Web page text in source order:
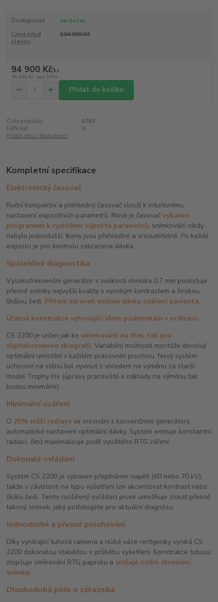
Dostupnost
na dotaz
Cena před
slevou
104 900 Kč
94 900 Kč/ks
78 430 Kč bez DPH
Přidat do košíku
Číslo produktu:
0767
EAN kód:
2
Hlídat cenu / dostupnost
Kompletní specifikace
Elektronický časovač
Ruční kompaktní a přehledný časovač slouží k intuitivnímu
nastavení expozičních parametrů. Nově je časovačvybaven
programem k rychlému výpočtu parametrů, snímkování nikdy
nebylo jednodušší. Ikony jsou přehledné a srozumitelné. Po každé
expozici je pro kontrolu zobrazena dávka.
Spolehlivá diagnostika
Vysokofrekvenční generátor s velikostí ohniska 0,7 mm poskytuje
přesné snímky nejvyšší kvality s vysokým kontrastem a širokou
škálou šedi. Přitom zároveň snižuje dávku ozáření pacienta.
Účelná konstrukce vyhovující všem podmínkám v ordinaci.
CS 2200 je určen jak ke snímkování na film, tak pro
digitalizovanou skiagrafii. Variabilní možnosti montáže dovolují
optimální umístění v každém pracovním prostoru. Nový systém
uchycení na stěnu byl vyvinut s ohledem na výměnu za starší
model Trophy Irix (úpravy pracoviště a náklady na výměnu tak
budou minimální).
Minimální ozáření
O 25% nižší radiace ve srovnání s konvenčními generátory,
automatické nastavení optimální dávky. Systém emituje konstantní
radiaci, čímž maximalizuje podíl využitého RTG záření.
Dokonalé ovládání
Systém CS 2200 je vybaven přepínáním napětí (60 nebo 70 kV),
takže v závislosti na typu vyšetření lze akcentovat kontrast nebo
škálu šedi. Tento rozšířený ovládací prvek umožňuje získat přesně
takový snímek, jaký potřebujete pro aktuální diagnózu.
Jednoduché a přesné polohování
Díky vynikající tuhosti ramena a nízké váze rentgenky vyniká CS
2200 dokonalou stabilitou v průběhu vyšetření. Konstrukce tubusu
zlepšuje směrování RTG paprsku a snižuje riziko zkreslení
snímku.
Dlouhodobá péče o zákazníka